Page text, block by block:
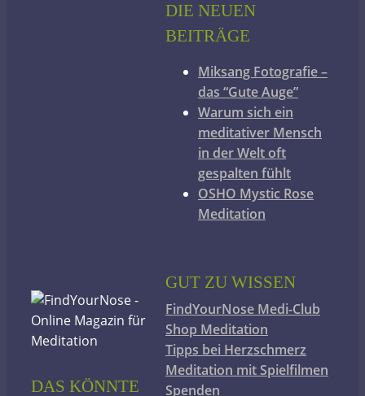
DAS KÖNNTE
DIE NEUEN
BEITRÄGE
Miksang Fotografie –
das “Gute Auge”
Warum sich ein
meditativer Mensch
in der Welt oft
gespalten fühlt
OSHO Mystic Rose
Meditation
GUT ZU WISSEN
FindYourNose Medi-Club
Shop Meditation
Tipps bei Herzschmerz
Meditation mit Spielfilmen
Spenden